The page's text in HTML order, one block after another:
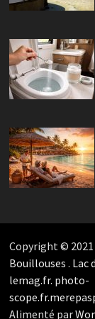
Copyright © 2021
Bouillouses . Lac
lemag.fr. photo-
scope.fr.
Alimenté par